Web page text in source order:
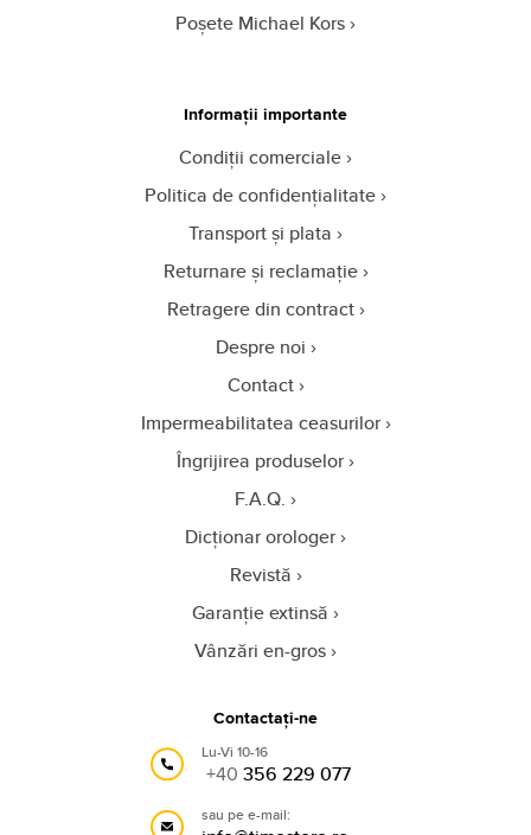
Poșete Michael Kors
Informații importante
Condiții comerciale
Politica de confidențialitate
Transport și plata
Returnare și reclamație
Retragere din contract
Despre noi
Contact
Impermeabilitatea ceasurilor
Îngrijirea produselor
F.A.Q.
Dicționar orologer
Revistă
Garanție extinsă
Vânzări en-gros
Contactați-ne
Lu-Vi 10-16
+40 356 229 077
sau pe e-mail: